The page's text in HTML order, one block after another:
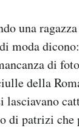
una
moda
di
della
lasciavano
di patrizi che